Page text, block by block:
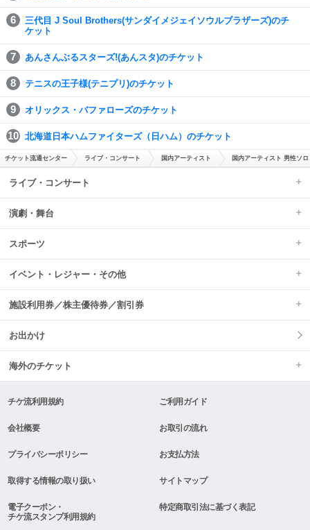
三代目 J Soul Brothers(サンダイメジェイソウルブラザーズ)のチ
ケット
あんさんぶるスターズ!(あんスタ)のチケット
テニスの王子様(テニプリ)のチケット
オリックス・バファローズのチケット
北海道日本ハムファイターズ（日ハム）のチケット
チケット流通センター ライブ・コンサート 国内アーティスト 国内アーティスト 男性ソロ
ライブ・コンサート
演劇・舞台
スポーツ
イベント・レジャー・その他
施設利用券／株主優待券／割引券
お出かけ
海外のチケット
チケ流利用規約 ご利用ガイド
会社概要 お取引の流れ
プライバシーポリシー お支払方法
取得する情報の取り扱い サイトマップ
電子クーポン・
チケ流スタンプ利用規約
特定商取引法に基づく表記